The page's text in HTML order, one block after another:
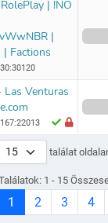
| !NO
|
| Factions
Las Venturas
találat
1 - 15
1 2 3 4